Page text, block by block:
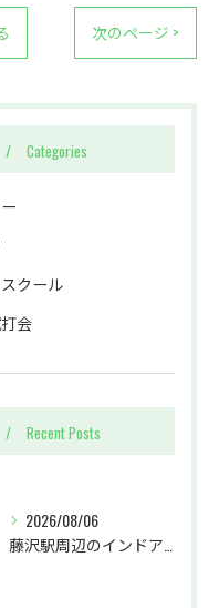
次のページ >
Categories
クール
会
Recent Posts
2026/08/06